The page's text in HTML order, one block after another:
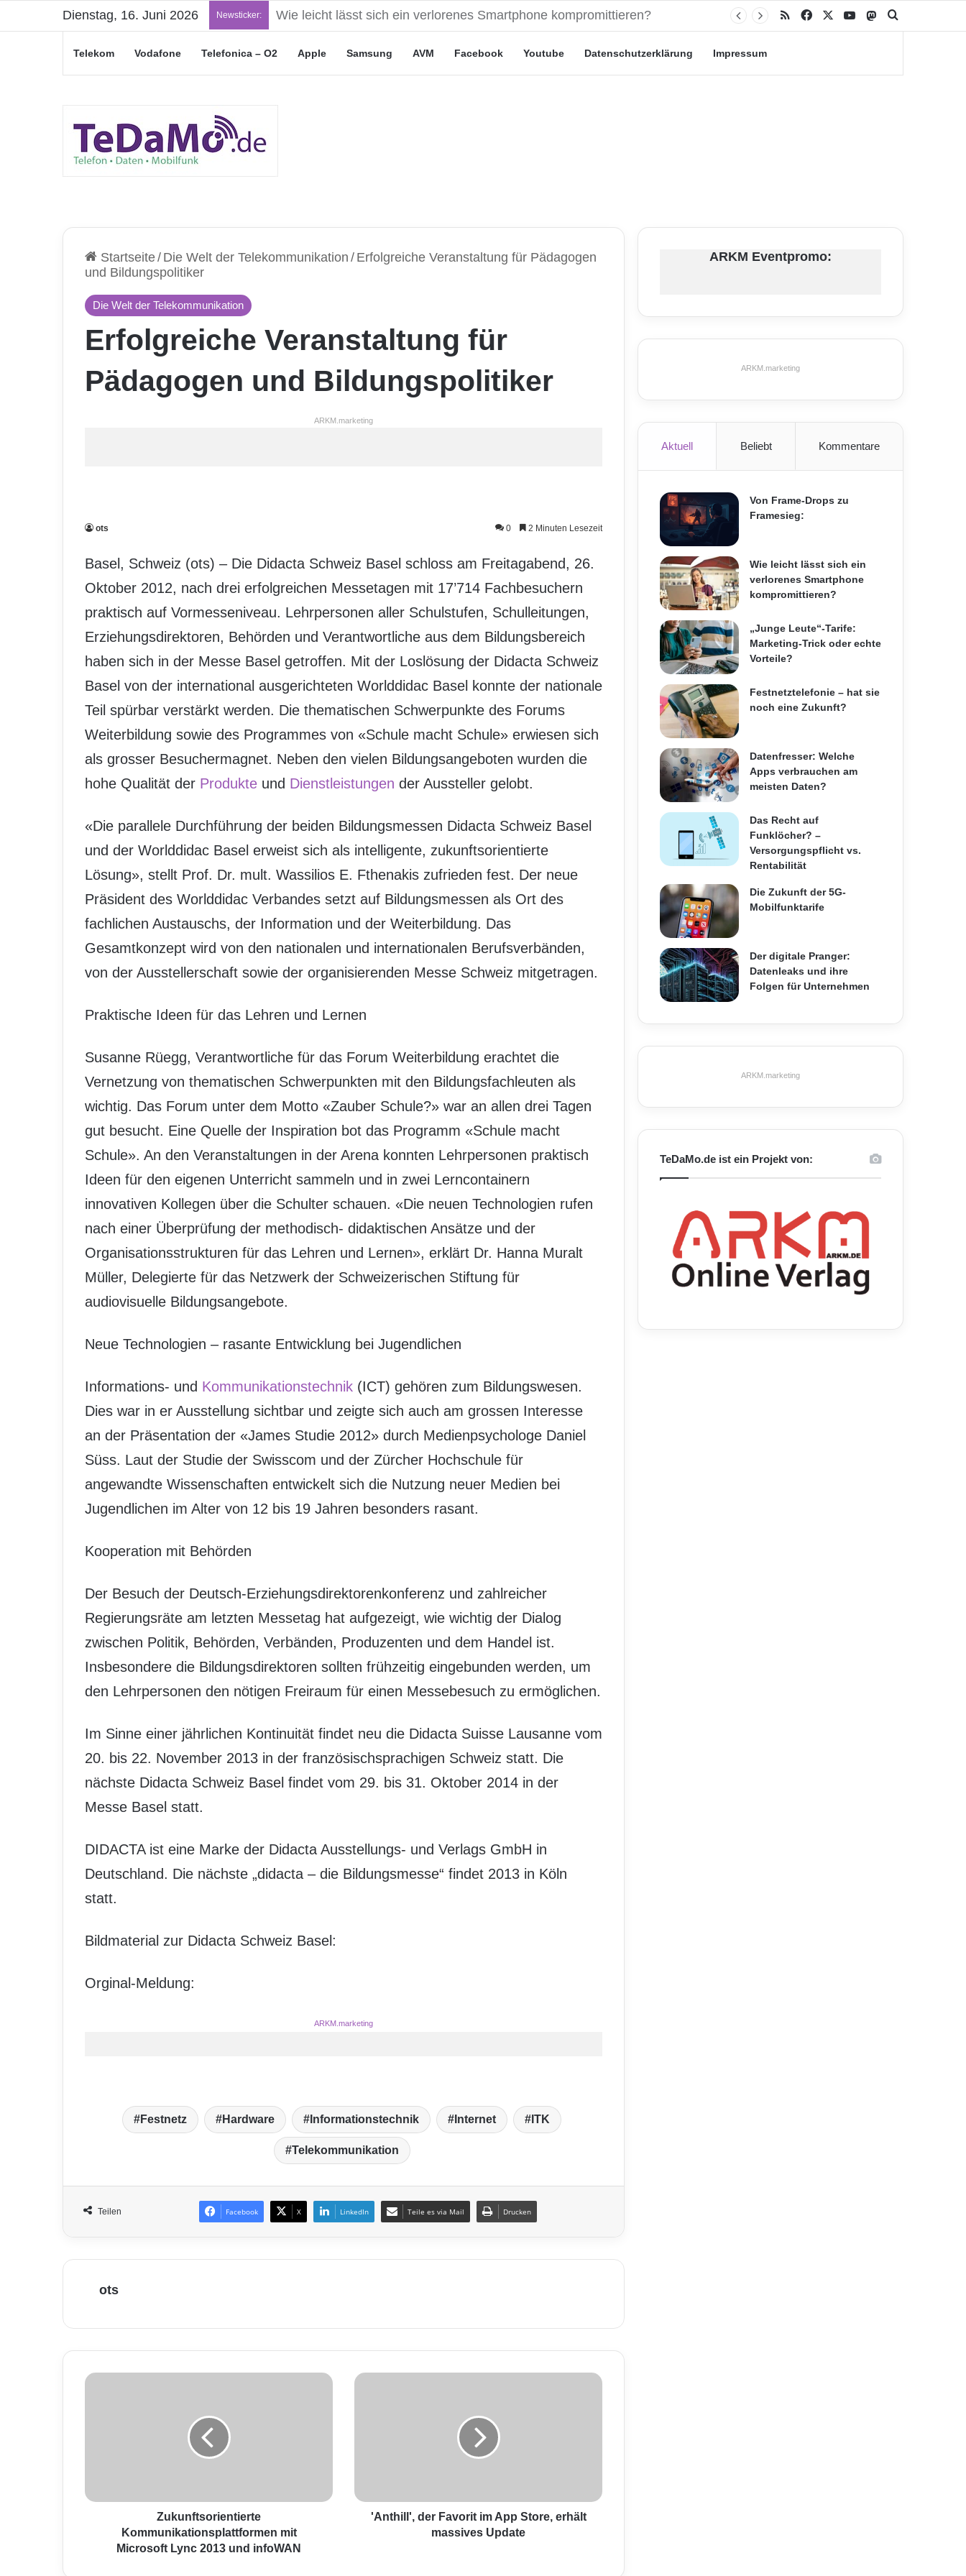
Dienstag, 16. Juni 2026 Newsticker: „Junge Leute“-Tarife: Marketing-Trick oder echte Vorteile? RSS Facebook YouTubeMastodon
Telekom Vodafone Telefonica – O2 Apple Samsung AVM Facebook Youtube Datenschutzerklärung Impressum
Startseite/ Die Welt der Telekommunikation / Erfolgreiche Veranstaltung für Pädagogen
und Bildungspolitiker
Die Welt der Telekommunikation
Erfolgreiche Veranstaltung für
Pädagogen und Bildungspolitiker
ARKM.marketing
ots 0 2 Minuten Lesezeit
Basel, Schweiz (ots) – Die Didacta Schweiz Basel schloss am Freitagabend, 26.
Oktober 2012, nach drei erfolgreichen Messetagen mit 17’714 Fachbesuchern
praktisch auf Vormesseniveau. Lehrpersonen aller Schulstufen, Schulleitungen,
Erziehungsdirektoren, Behörden und Verantwortliche aus dem Bildungsbereich
haben sich in der Messe Basel getroffen. Mit der Loslösung der Didacta Schweiz
Basel von der international ausgerichteten Worlddidac Basel konnte der nationale
Teil spürbar verstärkt werden. Die thematischen Schwerpunkte des Forums
Weiterbildung sowie des Programmes von «Schule macht Schule» erwiesen sich
als grosser Besuchermagnet. Neben den vielen Bildungsangeboten wurden die
hohe Qualität der Produkte und Dienstleistungen der Aussteller gelobt.
«Die parallele Durchführung der beiden Bildungsmessen Didacta Schweiz Basel
und der Worlddidac Basel erweist sich als intelligente, zukunftsorientierte
Lösung», stellt Prof. Dr. mult. Wassilios E. Fthenakis zufrieden fest. Der neue
Präsident des Worlddidac Verbandes setzt auf Bildungsmessen als Ort des
fachlichen Austauschs, der Information und der Weiterbildung. Das
Gesamtkonzept wird von den nationalen und internationalen Berufsverbänden,
von der Ausstellerschaft sowie der organisierenden Messe Schweiz mitgetragen.
Praktische Ideen für das Lehren und Lernen
Susanne Rüegg, Verantwortliche für das Forum Weiterbildung erachtet die
Vernetzung von thematischen Schwerpunkten mit den Bildungsfachleuten als
wichtig. Das Forum unter dem Motto «Zauber Schule?» war an allen drei Tagen
gut besucht. Eine Quelle der Inspiration bot das Programm «Schule macht
Schule». An den Veranstaltungen in der Arena konnten Lehrpersonen praktisch
Ideen für den eigenen Unterricht sammeln und in zwei Lerncontainern
innovativen Kollegen über die Schulter schauen. «Die neuen Technologien rufen
nach einer Überprüfung der methodisch- didaktischen Ansätze und der
Organisationsstrukturen für das Lehren und Lernen», erklärt Dr. Hanna Muralt
Müller, Delegierte für das Netzwerk der Schweizerischen Stiftung für
audiovisuelle Bildungsangebote.
Neue Technologien – rasante Entwicklung bei Jugendlichen
Informations- und Kommunikationstechnik (ICT) gehören zum Bildungswesen.
Dies war in er Ausstellung sichtbar und zeigte sich auch am grossen Interesse
an der Präsentation der «James Studie 2012» durch Medienpsychologe Daniel
Süss. Laut der Studie der Swisscom und der Zürcher Hochschule für
angewandte Wissenschaften entwickelt sich die Nutzung neuer Medien bei
Jugendlichen im Alter von 12 bis 19 Jahren besonders rasant.
Kooperation mit Behörden
Der Besuch der Deutsch-Erziehungsdirektorenkonferenz und zahlreicher
Regierungsräte am letzten Messetag hat aufgezeigt, wie wichtig der Dialog
zwischen Politik, Behörden, Verbänden, Produzenten und dem Handel ist.
Insbesondere die Bildungsdirektoren sollten frühzeitig eingebunden werden, um
den Lehrpersonen den nötigen Freiraum für einen Messebesuch zu ermöglichen.
Im Sinne einer jährlichen Kontinuität findet neu die Didacta Suisse Lausanne vom
20. bis 22. November 2013 in der französischsprachigen Schweiz statt. Die
nächste Didacta Schweiz Basel findet vom 29. bis 31. Oktober 2014 in der
Messe Basel statt.
DIDACTA ist eine Marke der Didacta Ausstellungs- und Verlags GmbH in
Deutschland. Die nächste „didacta – die Bildungsmesse“ findet 2013 in Köln
statt.
Bildmaterial zur Didacta Schweiz Basel:
Orginal-Meldung:
ARKM.marketing
Festnetz Hardware Informationstechnik Internet ITK
Telekommunikation
Teilen Facebook X LinkedIn Teile es via Mail Drucken
ots
Z
o
Zukunftsorientierte
Kommunikationsplattformen mit
Microsoft Lync 2013 und infoWAN
'
'
'Anthill', der Favorit im App Store, erhält
massives Update
ARKM Eventpromo:
ARKM.marketing
Aktuell Beliebt Kommentare
Von Frame-Drops zu
Framesieg:
Wie leicht lässt sich ein
verlorenes Smartphone
kompromittieren?
„Junge Leute“-Tarife:
Marketing-Trick oder echte
Vorteile?
Festnetztelefonie – hat sie
noch eine Zukunft?
Datenfresser: Welche
Apps verbrauchen am
meisten Daten?
Das Recht auf
Funklöcher? –
Versorgungspflicht vs.
Rentabilität
Die Zukunft der 5G-
Mobilfunktarife
Der digitale Pranger:
Datenleaks und ihre
Folgen für Unternehmen
ARKM.marketing
TeDaMo.de ist ein Projekt von: